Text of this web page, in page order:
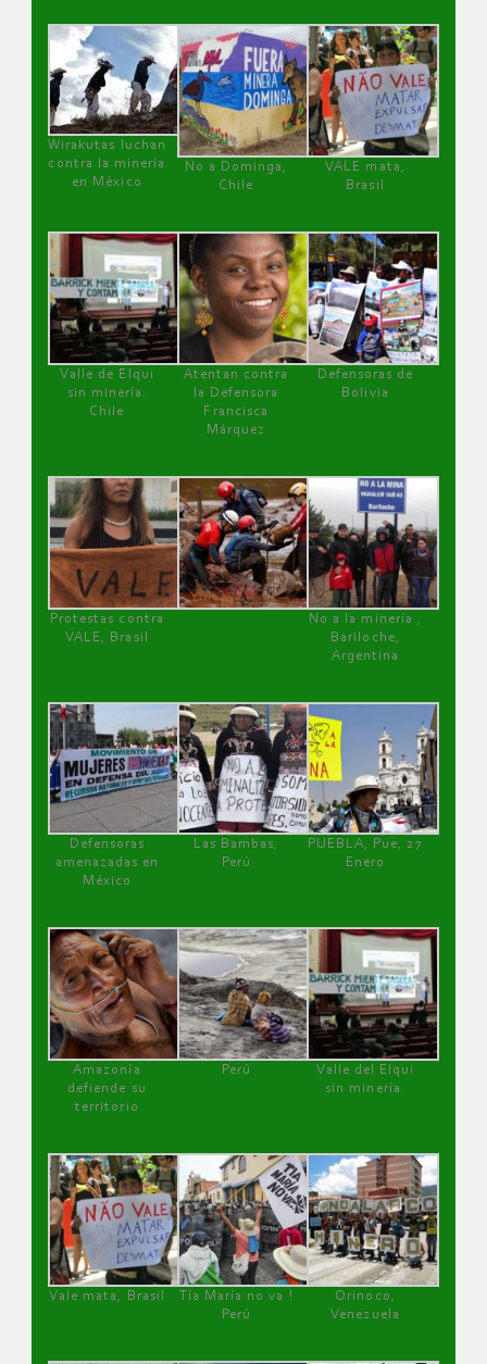
Wirakutas luchan
contra la minería
en México
No a Dominga,
Chile
VALE mata,
Brasil
Valle de Elqui
sin minería.
Chile
Atentan contra
la Defensora
Francisca
Márquez
Defensoras de
Bolivia
Protestas contra
VALE, Brasil
No a la minería ,
Bariloche,
Argentina
Defensoras
amenazadas en
México
Las Bambas,
Perú
PUEBLA, Pue, 27
Enero
Amazonía
defiende su
territorio
Perú
Valle del Elqui
sin minería.
Vale mata, Brasil
Tía María no va !
Perú
Orinoco,
Venezuela